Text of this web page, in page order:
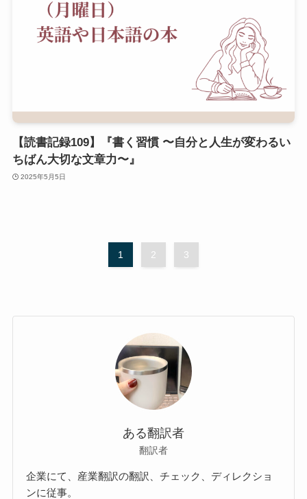
【読書記録109】『書く習慣 〜自分と人生が変わるい
ちばん大切な文章力〜』
2025年5月5日
1 2 3
ある翻訳者
翻訳者
企業にて、産業翻訳の翻訳、チェック、ディレクショ
ンに従事。